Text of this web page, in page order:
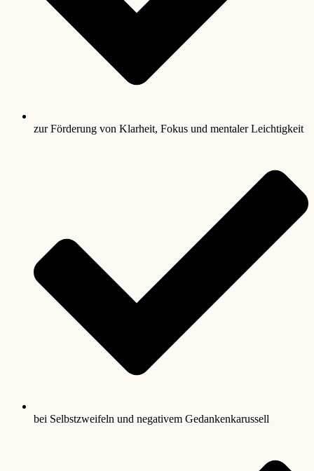
zur Förderung von Klarheit, Fokus und mentaler Leichtigkeit
bei Selbstzweifeln und negativem Gedankenkarussell